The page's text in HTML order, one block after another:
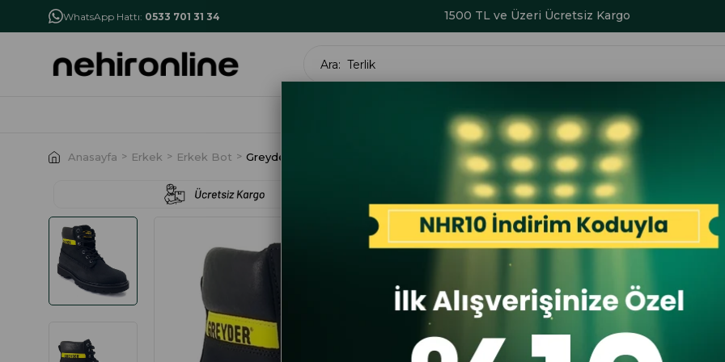
WhatsApp Hattı: 0533 701 31 34
İlk Alışverişe Özel İndirim NHR10 1500 TL ve Üzeri Ücretsiz Kargo
ERKEK ÇOCUK AKSESUAR SERİ SONU
Anasayfa Erkek Erkek Bot Greyder 10450 Basıc Erkek Bot Siyah
Greyder
Greyder
İlk
İlk